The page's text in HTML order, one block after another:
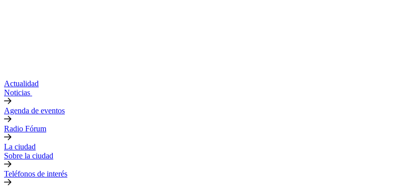
Actualidad
Noticias
Agenda de eventos
Radio Fórum
La ciudad
Sobre la ciudad
Teléfonos de interés